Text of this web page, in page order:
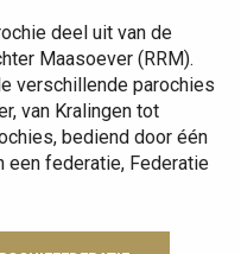
deel uit van de
Maasoever (RRM).
verschillende parochies
van Kralingen tot
bediend door één
een federatie, Federatie